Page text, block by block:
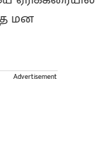
மன
Advertisement